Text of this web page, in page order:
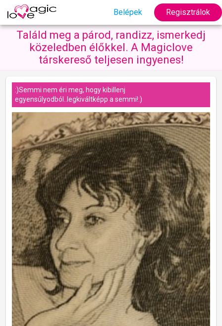
Belépek Regisztrálok
Találd meg a párod, randizz, ismerkedj
közeledben élőkkel. A Magiclove
társkereső teljesen ingyenes!
:)Semmi nem éri meg, hogy kibillenj
egyensúlyodból..legkiváltképp a semmi!:)